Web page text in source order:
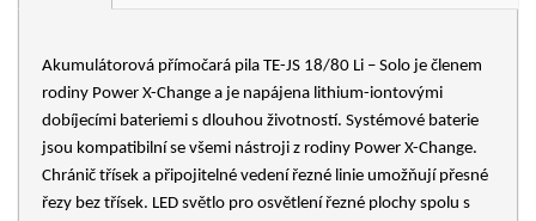
Akumulátorová přímočará pila TE-JS 18/80 Li – Solo je členem
rodiny Power X-Change a je napájena lithium-iontovými
dobíjecími bateriemi s dlouhou životností. Systémové baterie
jsou kompatibilní se všemi nástroji z rodiny Power X-Change.
Chránič třísek a připojitelné vedení řezné linie umožňují přesné
řezy bez třísek. LED světlo pro osvětlení řezné plochy spolu s